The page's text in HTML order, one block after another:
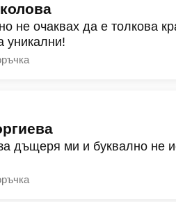
не очаквах да е толкова
уникални!
дъщеря ми и буквално не